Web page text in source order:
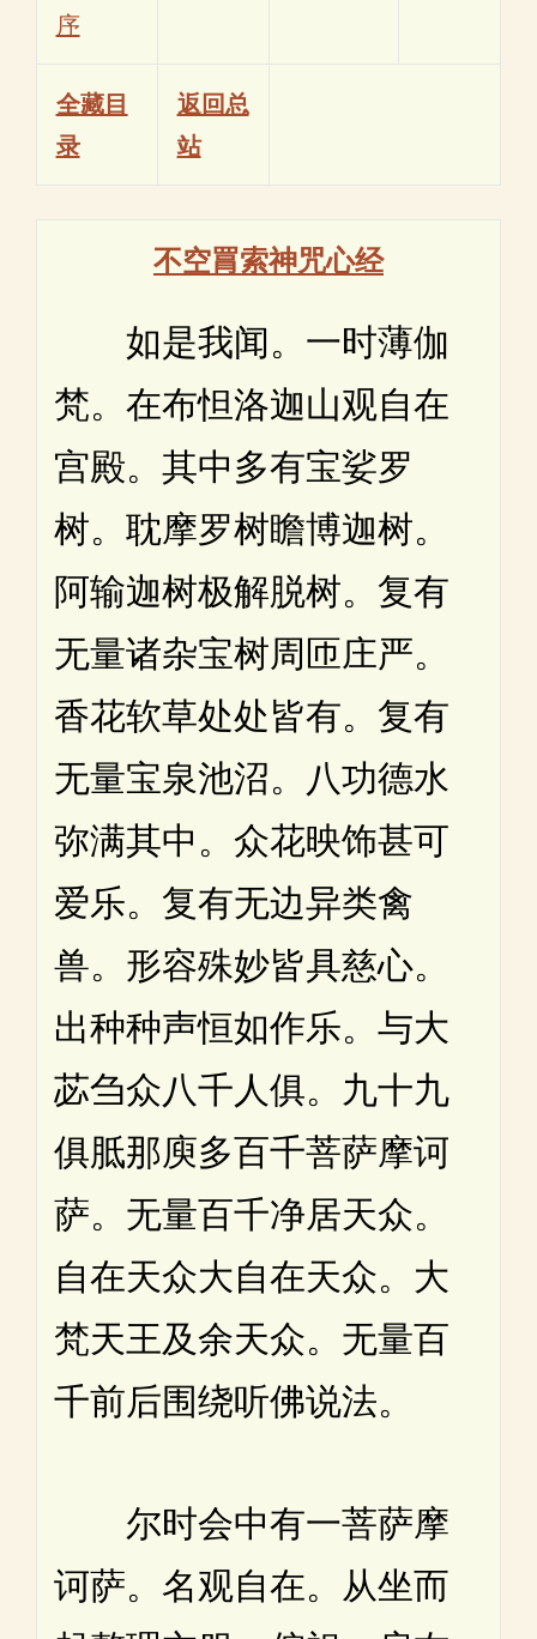
序
全藏目
录
返回总
站
不空罥索神咒心经
如是我闻。一时薄伽
梵。在布怛洛迦山观自在
宫殿。其中多有宝娑罗
树。耽摩罗树瞻博迦树。
阿输迦树极解脱树。复有
无量诸杂宝树周匝庄严。
香花软草处处皆有。复有
无量宝泉池沼。八功德水
弥满其中。众花映饰甚可
爱乐。复有无边异类禽
兽。形容殊妙皆具慈心。
出种种声恒如作乐。与大
苾刍众八千人俱。九十九
俱胝那庾多百千菩萨摩诃
萨。无量百千净居天众。
自在天众大自在天众。大
梵天王及余天众。无量百
千前后围绕听佛说法。
尔时会中有一菩萨摩
诃萨。名观自在。从坐而